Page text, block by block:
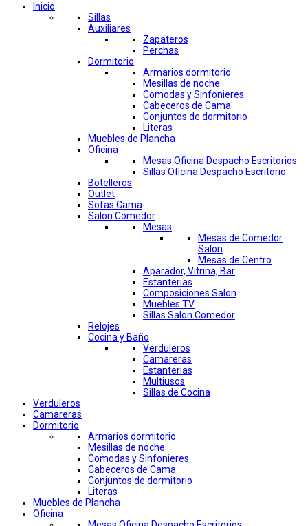
Inicio
Sillas
Auxiliares
Zapateros
Perchas
Dormitorio
Armarios dormitorio
Mesillas de noche
Comodas y Sinfonieres
Cabeceros de Cama
Conjuntos de dormitorio
Literas
Muebles de Plancha
Oficina
Mesas Oficina Despacho Escritorios
Sillas Oficina Despacho Escritorio
Botelleros
Outlet
Sofas Cama
Salon Comedor
Mesas
Mesas de Comedor
Salon
Mesas de Centro
Aparador, Vitrina, Bar
Estanterias
Composiciones Salon
Muebles TV
Sillas Salon Comedor
Relojes
Cocina y Baño
Verduleros
Camareras
Estanterias
Multiusos
Sillas de Cocina
Verduleros
Camareras
Dormitorio
Armarios dormitorio
Mesillas de noche
Comodas y Sinfonieres
Cabeceros de Cama
Conjuntos de dormitorio
Literas
Muebles de Plancha
Oficina